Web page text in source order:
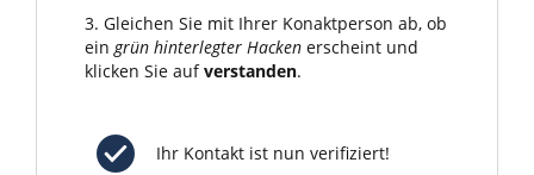
3. Gleichen Sie mit Ihrer Konaktperson ab, ob
eingrün hinterlegter Hacken erscheint und
klicken Sie aufverstanden.
Ihr Kontakt ist nun verifiziert!